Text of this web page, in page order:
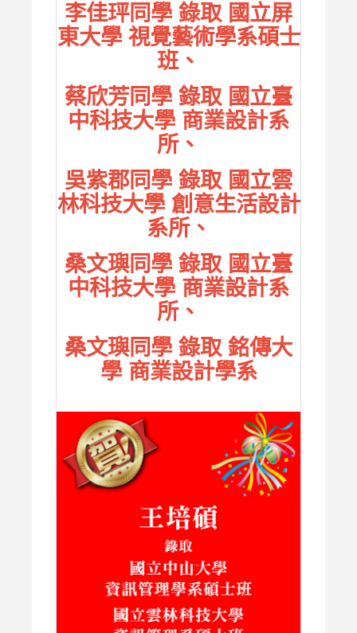
李佳玶同學 錄取 國立屏
東大學 視覺藝術學系碩士
班、
蔡欣芳同學 錄取 國立臺
中科技大學 商業設計系
所、
吳紫郡同學 錄取 國立雲
林科技大學 創意生活設計
系所、
桑文璵同學 錄取 國立臺
中科技大學 商業設計系
所、
桑文璵同學 錄取 銘傳大
學 商業設計學系